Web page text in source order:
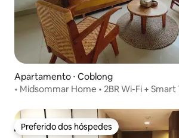
Apartamento ⋅ Coblong
• Midsommar Home • 2BR Wi-Fi + Smart
Preferido dos hóspedes
Preferido dos hóspedes